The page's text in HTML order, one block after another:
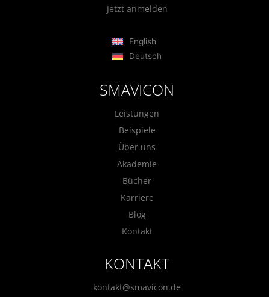
Jetzt anmelden
English
Deutsch
SMAVICON
Leistungen
Beispiele
Über uns
Akademie
Bücher
Karriere
Blog
Kontakt
KONTAKT
kontakt@smavicon.de